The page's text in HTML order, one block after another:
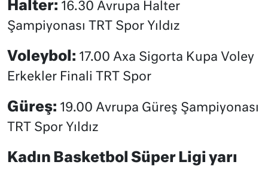
Halter: 16.30 Avrupa Halter
Şampiyonası TRT Spor Yıldız
Voleybol: 17.00 Axa Sigorta Kupa Voley
Erkekler Finali TRT Spor
Güreş: 19.00 Avrupa Güreş Şampiyonası
TRT Spor Yıldız
Kadın Basketbol Süper Ligi yarı